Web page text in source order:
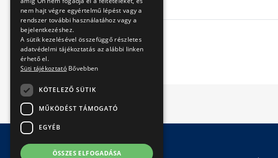
nem hajt végre egyértelmű lépést vagy a
rendszer további használatához vagy a
bejelentkezéshez.
A sütik kezelésével összefüggő részletes
adatvédelmi tájékoztatás az alábbi linken
érhető el.
Süti tájékoztató Bővebben
KÖTELEZŐ SÜTIK
MŰKÖDÉST TÁMOGATÓ
EGYÉB
ÖSSZES ELFOGADÁSA